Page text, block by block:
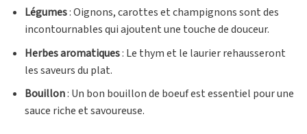
Légumes: Oignons, carottes et champignons sont des
incontournables qui ajoutent une touche de douceur.
Herbes aromatiques: Le thym et le laurier rehausseront
les saveurs du plat.
Bouillon: Un bon bouillon de boeuf est essentiel pour une
sauce riche et savoureuse.